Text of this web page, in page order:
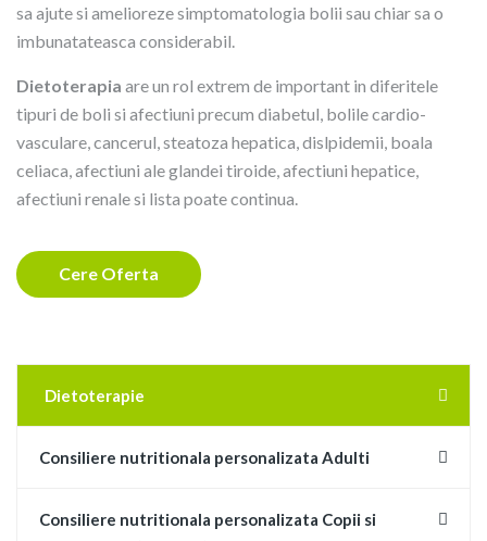
sa ajute si amelioreze simptomatologia bolii sau chiar sa o
imbunatateasca considerabil.
Dietoterapia are un rol extrem de important in diferitele
tipuri de boli si afectiuni precum diabetul, bolile cardio-
vasculare, cancerul, steatoza hepatica, dislpidemii, boala
celiaca, afectiuni ale glandei tiroide, afectiuni hepatice,
afectiuni renale si lista poate continua.
Cere Oferta
Dietoterapie
Consiliere nutritionala personalizata Adulti
Consiliere nutritionala personalizata Copii si